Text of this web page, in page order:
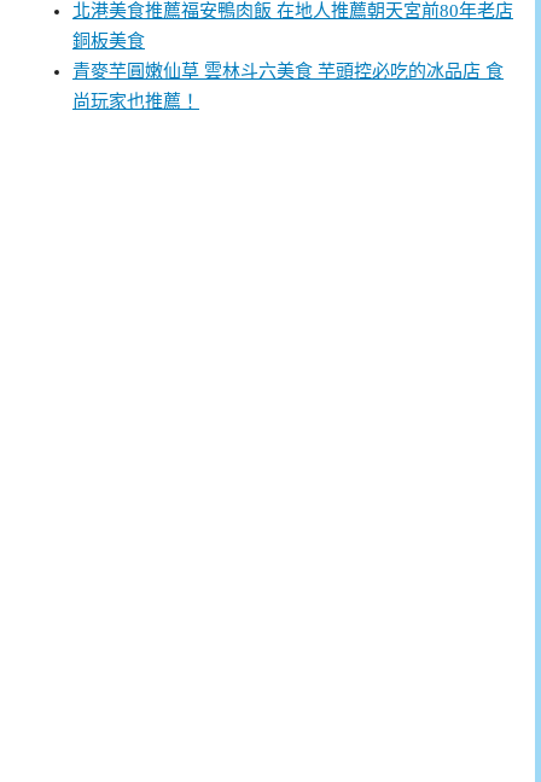
北港美食推薦福安鴨肉飯 在地人推薦朝天宮前80年老店
銅板美食
青麥芋圓嫩仙草 雲林斗六美食 芋頭控必吃的冰品店 食
尚玩家也推薦！